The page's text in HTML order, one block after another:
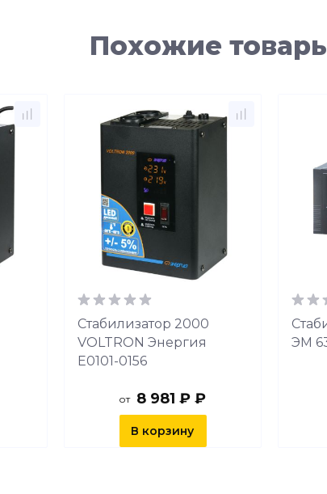
Похожие
Стабилизатор 2000
VOLTRON Энергия
Е0101-0156
от 8 981 ₽ ₽
В корзину
ЭМ